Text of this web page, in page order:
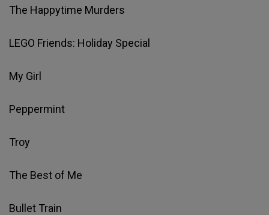
The Happytime Murders
LEGO Friends: Holiday Special
My Girl
Peppermint
Troy
The Best of Me
Bullet Train